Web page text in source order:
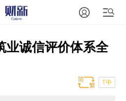
业诚信评价体系全
T中